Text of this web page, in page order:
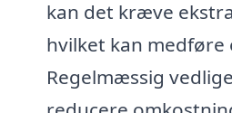
kan det kræve
hvilket kan medføre
Regelmæssig